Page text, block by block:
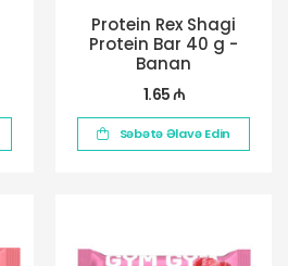
Protein Rex Shagi
Protein Bar 40 g -
Banan
1.65 ₼
Səbətə Əlavə Edin